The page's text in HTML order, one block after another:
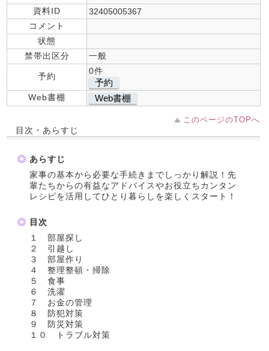
資料ID
32405005367
コメント
状態
禁帯出区分
一般
予約
0件
予約
Web書棚 Web書棚
このページのTOPへ
目次・あらすじ
あらすじ
家事の基本から必要な手続きまでしっかり解説！先
輩たちからの有益なアドバイスやお役立ちカンタン
レシピを活用してひとり暮らしを楽しくスタート！
目次
１ 部屋探し
２ 引越し
３ 部屋作り
４ 整理整頓・掃除
５ 食事
６ 洗濯
７ お金の管理
８ 防犯対策
９ 防災対策
１０ トラブル対策